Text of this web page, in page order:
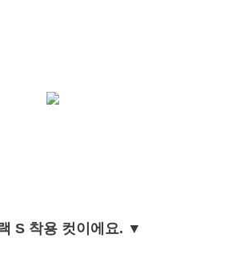
S 착용 컷이에요. ▼